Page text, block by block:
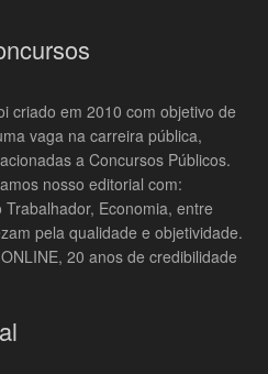
criado em 2010 com objetivo de
vaga na carreira pública,
a Concursos Públicos.
nosso editorial com:
Economia, entre
pela qualidade e objetividade.
20 anos de credibilidade